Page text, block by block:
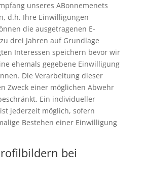
unseres ABonnemenets
d.h. Ihre Einwilligungen
die ausgetragenen E-
drei Jahren auf Grundlage
Interessen speichern bevor wir
ehemals gegebene Einwilligung
Die Verarbeitung dieser
Zweck einer möglichen Abwehr
Ein individueller
jederzeit möglich, sofern
Bestehen einer Einwilligung
bei